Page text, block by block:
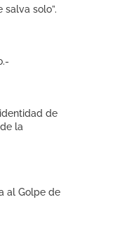
salva solo”.
de
la
al Golpe de